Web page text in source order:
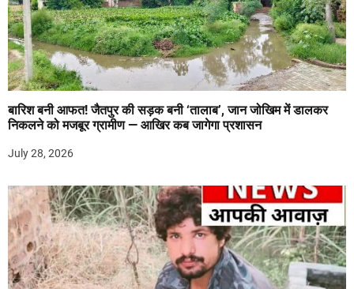
बारिश बनी आफत! जैतपुर की सड़क बनी ‘तालाब’, जान जोखिम में डालकर
निकलने को मजबूर ग्रामीण — आखिर कब जागेगा प्रशासन
July 28, 2026